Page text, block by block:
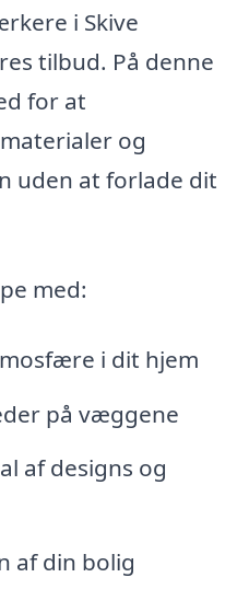
i Skive
tilbud. På denne
for at
og
uden at forlade dit
med:
i dit hjem
på væggene
af designs og
af din bolig